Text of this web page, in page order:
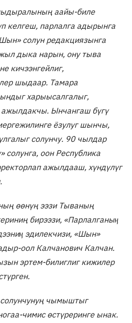
аайы-биле
келгеш, парлалга адырынга
солун редакциязынга
дыка нарын, ону тыва
кичээнгейлиг,
шыдаар. Тамара
харыысалгалыг,
Ынчангаш бүгү
ёзулуг шынчы,
солунчу. 90 чылдар
солунга, оон Республика
ажылдааш, хүндүлүг
өөнүң ээзи Тываның
бирээзи, «Парлалганыӊ
эдилекчизи, «Шын»
оол Калчанович Калчан.
эртем-билиглиг кижилер
чымыштыг
чимис өстүреринге ынак.